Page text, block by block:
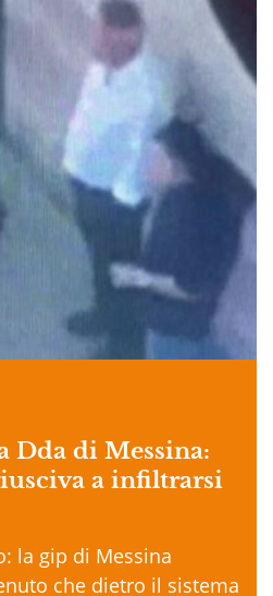
Dda di Messina:
a infiltrarsi
la gip di Messina
che dietro il sistema